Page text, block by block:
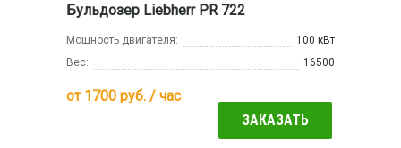
Бульдозер Liebherr PR 722
Мощность двигателя:
100 кВт
Вес:
16500
от 1700 руб. / час
ЗАКАЗАТЬ